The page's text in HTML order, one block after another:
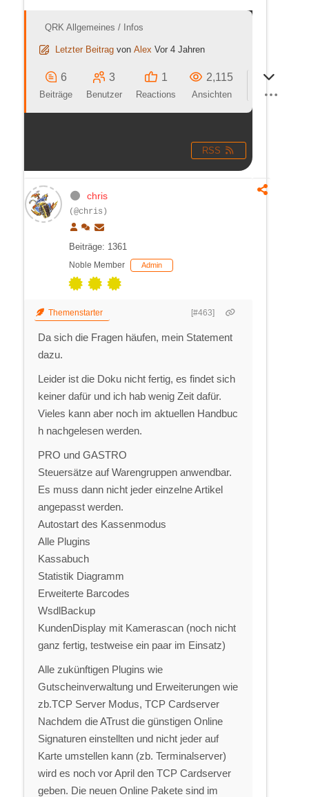
QRK Allgemeines / Infos
Letzter Beitrag von Alex Vor 4 Jahren
6
Beiträge
3
Benutzer
1
Reactions
2,115
Ansichten
RSS
chris
(@chris)
Beiträge: 1361
Noble Member Admin
Themenstarter [#463]
Da sich die Fragen häufen, mein Statement
dazu.
Leider ist die Doku nicht fertig, es findet sich
keiner dafür und ich hab wenig Zeit dafür.
Vieles kann aber noch im aktuellen Handbuc
h nachgelesen werden.
PRO und GASTRO
Steuersätze auf Warengruppen anwendbar.
Es muss dann nicht jeder einzelne Artikel
angepasst werden.
Autostart des Kassenmodus
Alle Plugins
Kassabuch
Statistik Diagramm
Erweiterte Barcodes
WsdlBackup
KundenDisplay mit Kamerascan (noch nicht
ganz fertig, testweise ein paar im Einsatz)
Alle zukünftigen Plugins wie
Gutscheinverwaltung und Erweiterungen wie
zb.TCP Server Modus, TCP Cardserver
Nachdem die ATrust die günstigen Online
Signaturen einstellten und nicht jeder auf
Karte umstellen kann (zb. Terminalserver)
wird es noch vor April den TCP Cardserver
geben. Die neuen Online Pakete sind im